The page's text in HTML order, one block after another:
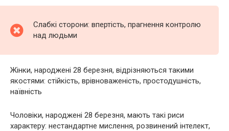
Слабкі сторони: впертість, прагнення контролю
над людьми
Жінки, народжені 28 березня, відрізняються такими
якостями: стійкість, врівноваженість, простодушність,
наївність
Чоловіки, народжені 28 березня, мають такі риси
характеру: нестандартне мислення, розвинений інтелект,